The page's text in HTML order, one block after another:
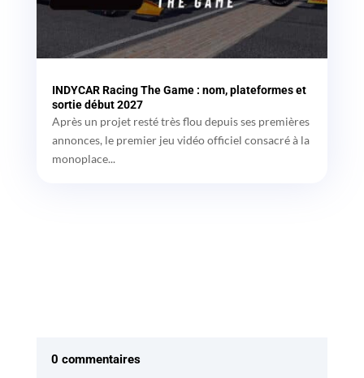
INDYCAR Racing The Game : nom, plateformes et
sortie début 2027
Après un projet resté très flou depuis ses premières
annonces, le premier jeu vidéo officiel consacré à la
monoplace...
0 commentaires